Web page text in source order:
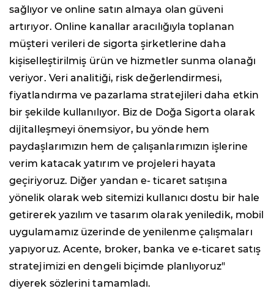
sağlıyor ve online satın almaya olan güveni
artırıyor. Online kanallar aracılığıyla toplanan
müşteri verileri de sigorta şirketlerine daha
kişiselleştirilmiş ürün ve hizmetler sunma olanağı
veriyor. Veri analitiği, risk değerlendirmesi,
fiyatlandırma ve pazarlama stratejileri daha etkin
bir şekilde kullanılıyor. Biz de Doğa Sigorta olarak
dijitalleşmeyi önemsiyor, bu yönde hem
paydaşlarımızın hem de çalışanlarımızın işlerine
verim katacak yatırım ve projeleri hayata
geçiriyoruz. Diğer yandan e- ticaret satışına
yönelik olarak web sitemizi kullanıcı dostu bir hale
getirerek yazılım ve tasarım olarak yeniledik, mobil
uygulamamız üzerinde de yenilenme çalışmaları
yapıyoruz. Acente, broker, banka ve e-ticaret satış
stratejimizi en dengeli biçimde planlıyoruz"
diyerek sözlerini tamamladı.